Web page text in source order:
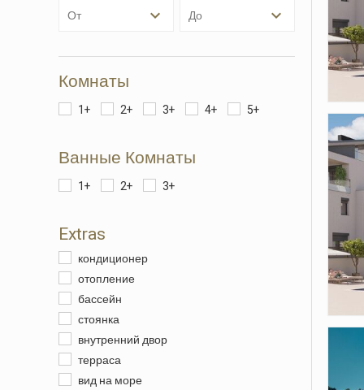
от до
Комнаты
1+ 2+ 3+ 4+ 5+
Ванные Комнаты
1+ 2+ 3+
Extras
кондиционер
отопление
бассейн
стоянка
внутренний двор
терраса
вид на море
Они
нам
Эти